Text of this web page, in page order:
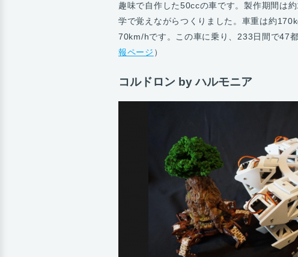
趣味で自作した50ccの車です。製作期間は
学で覚えながらつくりました。車重は約
70km/hです。この車に乗り、233日間で47
報ページ ）
コルドロン by ハルモニア